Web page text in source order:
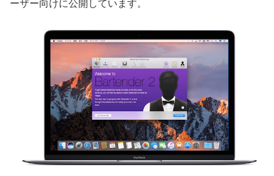
ーザー向けに公開しています。